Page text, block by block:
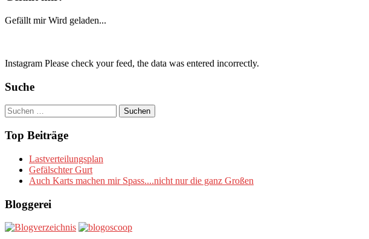
Gefällt mir Wird geladen...
Instagram Please check your feed, the data was entered incorrectly.
Suche
Suchen
nach:
Top Beiträge
Lastverteilungsplan
Gefälschter Gurt
Auch Karts machen mir Spass....nicht nur die ganz Großen
Bloggerei